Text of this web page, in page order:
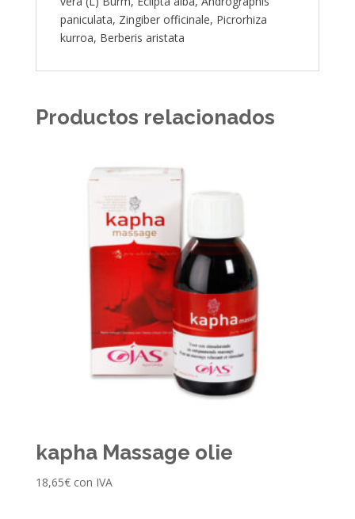
paniculata, Zingiber officinale, Picrorhiza
kurroa, Berberis aristata
Productos relacionados
kapha Massage olie
18,65€ con IVA